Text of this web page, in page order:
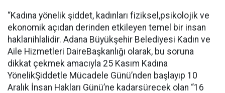
“Kadına yönelik şiddet, kadınları fiziksel,psikolojik ve
ekonomik açıdan derinden etkileyen temel bir insan
haklarıihlalidir. Adana Büyükşehir Belediyesi Kadın ve
Aile Hizmetleri DaireBaşkanlığı olarak, bu soruna
dikkat çekmek amacıyla 25 Kasım Kadına
YönelikŞiddetle Mücadele Günü’nden başlayıp 10
Aralık İnsan Hakları Günü’ne kadarsürecek olan “16